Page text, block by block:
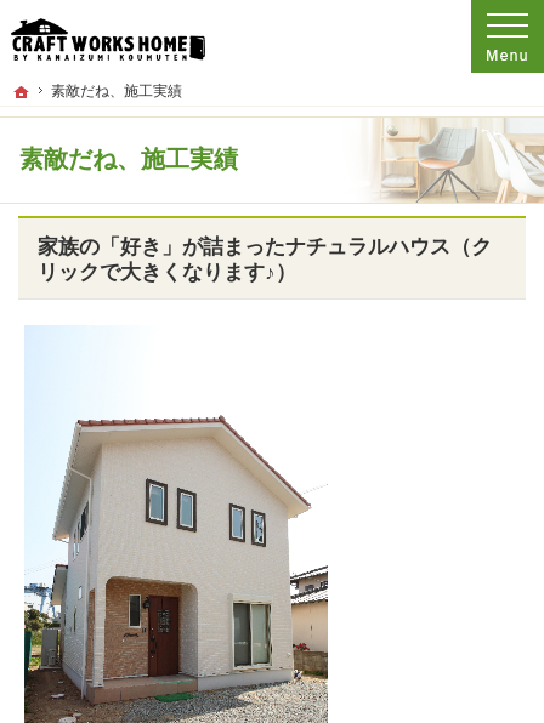
ホーム
素敵だね、施工実績
素敵だね、施工実績
プロの目線からご提案。東京都板橋区の注文住宅・新築戸建てを手がける工務店
東京都板橋区の新築・注文住宅・新築戸建てを手がける工務店なら金泉工務店
家族の「好き」が詰まったナチュラルハウス（ク
リックで大きくなります♪）